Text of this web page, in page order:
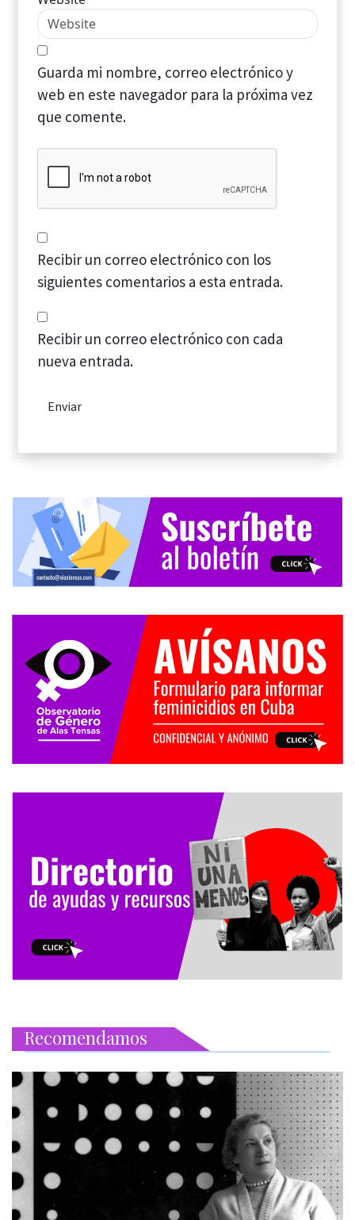
Guarda mi nombre, correo electrónico y
web en este navegador para la próxima vez
que comente.
Recibir un correo electrónico con los
siguientes comentarios a esta entrada.
Recibir un correo electrónico con cada
nueva entrada.
Recomendamos